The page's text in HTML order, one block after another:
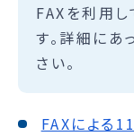
FAXを利用
す。詳細にあ
さい。
FAXによる